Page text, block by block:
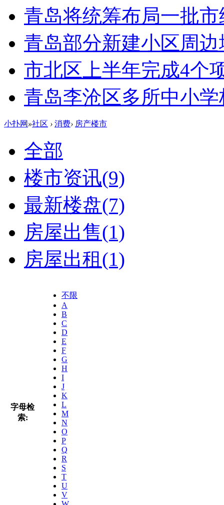
青岛将统筹布局一批市
青岛部分新建小区周
市北区上半年完成4个
青岛李沧区多所中小
小扑网 »社区 › 消费› 房产楼市
全部
楼市资讯(9)
最新楼盘(7)
房屋出售(1)
房屋出租(1)
字母检
索:
不限
A
B
C
D
E
F
G
H
I
J
K
L
M
N
O
P
Q
R
S
T
U
V